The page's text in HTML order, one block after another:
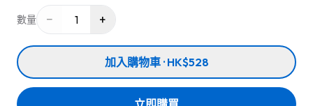
數量 − 1 +
加入購物車 · HK$528